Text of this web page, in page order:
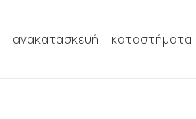
ανακατασκευή καταστήματα